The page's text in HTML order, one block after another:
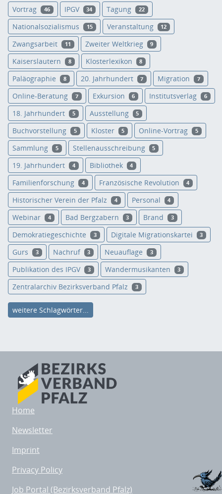
Vortrag 46 IPGV 34 Tagung 22
Nationalsozialismus 15 Veranstaltung 12
Zwangsarbeit 11 Zweiter Weltkrieg 9
Kaiserslautern 8 Klosterlexikon 8
Paläographie 8 20. Jahrhundert 7 Migration 7
Online-Beratung 7 Exkursion 6 Institutsverlag 6
18. Jahrhundert 5 Ausstellung 5
Buchvorstellung 5 Kloster 5 Online-Vortrag 5
Sammlung 5 Stellenausschreibung 5
19. Jahrhundert 4 Bibliothek 4
Familienforschung 4 Französische Revolution 4
Historischer Verein der Pfalz 4 Personal 4
Webinar 4 Bad Bergzabern 3 Brand 3
Demokratiegeschichte 3 Digitale Migrationskartei 3
Gurs 3 Nachruf 3 Neuauflage 3
Publikation des IPGV 3 Wandermusikanten 3
Zentralarchiv Bezirksverband Pfalz 3
weitere Schlagwörter...
Home
Newsletter
Imprint
Privacy Policy
Job Portal (Bezirksverband Pfalz)